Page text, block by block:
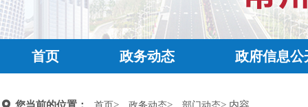
首页 政务动态 政府信息公